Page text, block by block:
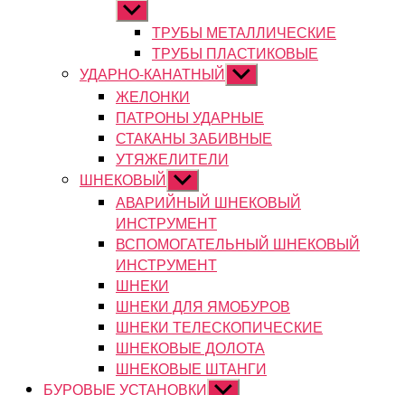
Показывать
подменюТРУБЫ МЕТАЛЛИЧЕСКИЕ
ТРУБЫ ПЛАСТИКОВЫЕ
УДАРНО-КАНАТНЫЙ Показывать
подменю
ЖЕЛОНКИ
ПАТРОНЫ УДАРНЫЕ
СТАКАНЫ ЗАБИВНЫЕ
УТЯЖЕЛИТЕЛИ
ШНЕКОВЫЙ Показывать
подменю
АВАРИЙНЫЙ ШНЕКОВЫЙ
ИНСТРУМЕНТ
ВСПОМОГАТЕЛЬНЫЙ ШНЕКОВЫЙ
ИНСТРУМЕНТ
ШНЕКИ
ШНЕКИ ДЛЯ ЯМОБУРОВ
ШНЕКИ ТЕЛЕСКОПИЧЕСКИЕ
ШНЕКОВЫЕ ДОЛОТА
ШНЕКОВЫЕ ШТАНГИ
БУРОВЫЕ УСТАНОВКИ Показывать